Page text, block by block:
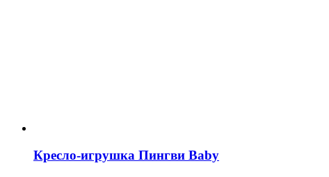
Кресло-игрушка Пингви Baby